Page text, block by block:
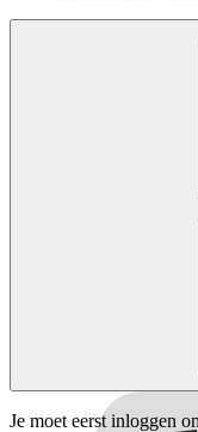
Je moet eerst inloggen